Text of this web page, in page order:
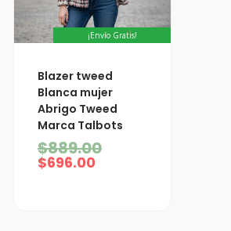
¡Envío Gratis!
Blazer tweed
Blanca mujer
Abrigo Tweed
Marca Talbots
$889.00
El
precio
original
era:
$889.00.
$696.00
El
precio
actual
es:
$696.00.